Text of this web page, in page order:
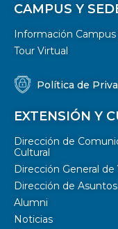
CAMPUS Y
Información Campus
Tour Virtual
Política de
EXTENSIÓN Y
Dirección de
Cultural
Dirección General
Dirección de
Alumni
Noticias